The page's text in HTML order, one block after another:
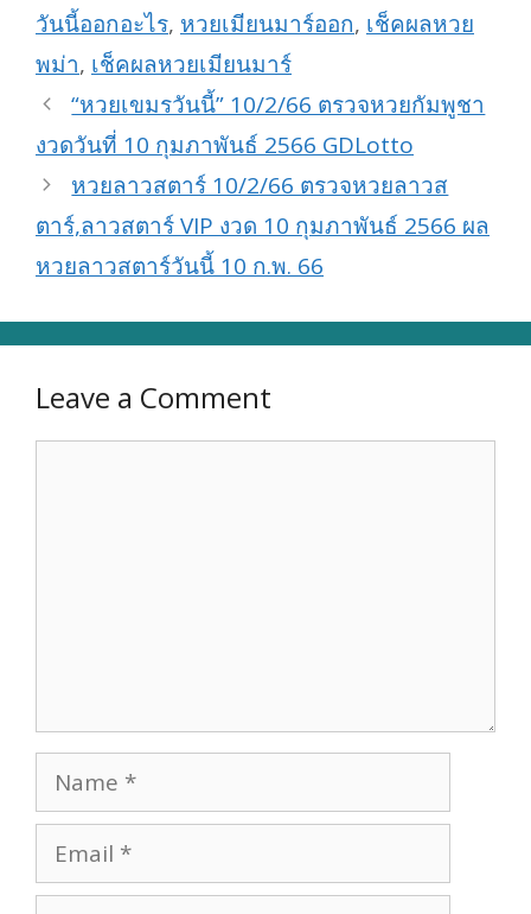
วันนี้ออกอะไร, หวยเมียนมาร์ออก, เช็คผลหวย
พม่า, เช็คผลหวยเมียนมาร์
“หวยเขมรวันนี้” 10/2/66 ตรวจหวยกัมพูชา
งวดวันที่ 10 กุมภาพันธ์ 2566 GDLotto
หวยลาวสตาร์ 10/2/66 ตรวจหวยลาวส
ตาร์,ลาวสตาร์ VIP งวด 10 กุมภาพันธ์ 2566 ผล
หวยลาวสตาร์วันนี้ 10 ก.พ. 66
Leave a Comment
Name
Email